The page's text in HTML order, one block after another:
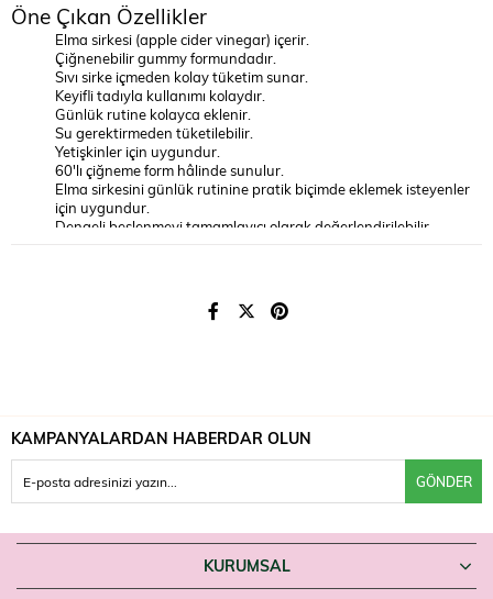
Öne Çıkan Özellikler
Elma sirkesi (apple cider vinegar) içerir.
Çiğnenebilir gummy formundadır.
Sıvı sirke içmeden kolay tüketim sunar.
Keyifli tadıyla kullanımı kolaydır.
Günlük rutine kolayca eklenir.
Su gerektirmeden tüketilebilir.
Yetişkinler için uygundur.
60'lı çiğneme form hâlinde sunulur.
Elma sirkesini günlük rutinine pratik biçimde eklemek isteyenler
için uygundur.
Dengeli beslenmeyi tamamlayıcı olarak değerlendirilebilir.
kullanım için ürün ambalajındaki talimatı izleyin; önerilen günlük
emzirme döneminde, bir sağlık sorununuz varsa veya ilaç
kullanıyorsanız hekiminize danışın. Çocukların erişemeyeceği yerde
saklayın.
Elma sirkesini pratik gummy formunda isteyenler Ocean Gummies
KAMPANYALARDAN HABERDAR OLUN
GÖNDER
KURUMSAL